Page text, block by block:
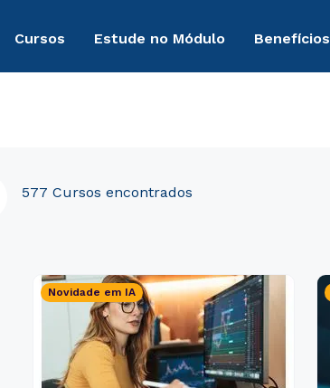
Cursos Estude no Módulo Benefícios
577
Novidade em IA